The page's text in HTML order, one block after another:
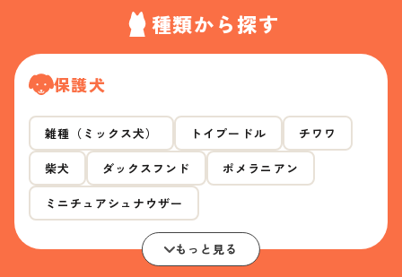
種類から探す
保護犬
雑種（ミックス犬） トイプードル チワワ
柴犬 ダックスフンド ポメラニアン
ミニチュアシュナウザー
もっと見る